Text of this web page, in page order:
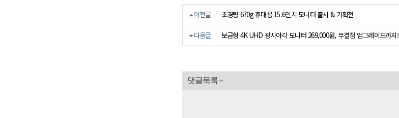
이전글 초경량 670g 휴대용 15.6인치 모니터 출시 & 기획전
다음글 보급형 4K UHD 광시야각 모니터 269,000원, 무결점 업그레이드까지!
댓글목록